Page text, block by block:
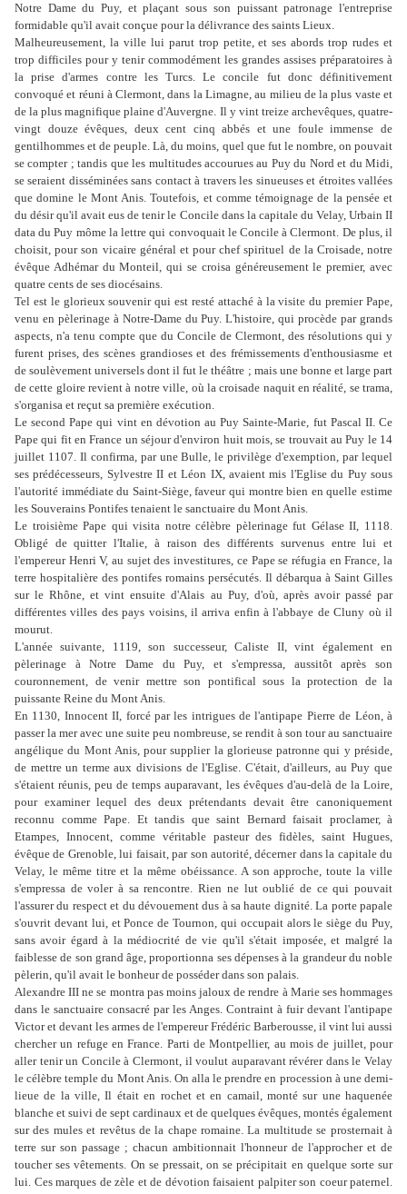
Notre Dame du Puy, et plaçant sous son puissant patronage l'entreprise
formidable qu'il avait conçue pour la délivrance des saints Lieux.
Malheureusement, la ville lui parut trop petite, et ses abords trop rudes et
trop difficiles pour y tenir commodément les grandes assises préparatoires à
la prise d'armes contre les Turcs. Le concile fut donc définitivement
convoqué et réuni à Clermont, dans la Limagne, au milieu de la plus vaste et
de la plus magnifique plaine d'Auvergne. Il y vint treize archevêques, quatre-
vingt douze évêques, deux cent cinq abbés et une foule immense de
gentilhommes et de peuple. Là, du moins, quel que fut le nombre, on pouvait
se compter ; tandis que les multitudes accourues au Puy du Nord et du Midi,
se seraient disséminées sans contact à travers les sinueuses et étroites vallées
que domine le Mont Anis. Toutefois, et comme témoignage de la pensée et
du désir qu'il avait eus de tenir le Concile dans la capitale du Velay, Urbain II
data du Puy môme la lettre qui convoquait le Concile à Clermont. De plus, il
choisit, pour son vicaire général et pour chef spirituel de la Croisade, notre
évêque Adhémar du Monteil, qui se croisa généreusement le premier, avec
quatre cents de ses diocésains.
Tel est le glorieux souvenir qui est resté attaché à la visite du premier Pape,
venu en pèlerinage à Notre-Dame du Puy. L'histoire, qui procède par grands
aspects, n'a tenu compte que du Concile de Clermont, des résolutions qui y
furent prises, des scènes grandioses et des frémissements d'enthousiasme et
de soulèvement universels dont il fut le théâtre ; mais une bonne et large part
de cette gloire revient à notre ville, où la croisade naquit en réalité, se trama,
s'organisa et reçut sa première exécution.
Le second Pape qui vint en dévotion au Puy Sainte-Marie, fut Pascal II. Ce
Pape qui fit en France un séjour d'environ huit mois, se trouvait au Puy le 14
juillet 1107. Il confirma, par une Bulle, le privilège d'exemption, par lequel
ses prédécesseurs, Sylvestre II et Léon IX, avaient mis l'Eglise du Puy sous
l'autorité immédiate du Saint-Siège, faveur qui montre bien en quelle estime
les Souverains Pontifes tenaient le sanctuaire du Mont Anis.
Le troisième Pape qui visita notre célèbre pèlerinage fut Gélase II, 1118.
Obligé de quitter l'Italie, à raison des différents survenus entre lui et
l'empereur Henri V, au sujet des investitures, ce Pape se réfugia en France, la
terre hospitalière des pontifes romains persécutés. Il débarqua à Saint Gilles
sur le Rhône, et vint ensuite d'Alais au Puy, d'où, après avoir passé par
différentes villes des pays voisins, il arriva enfin à l'abbaye de Cluny où il
mourut.
L'année suivante, 1119, son successeur, Caliste II, vint également en
pèlerinage à Notre Dame du Puy, et s'empressa, aussitôt après son
couronnement, de venir mettre son pontifical sous la protection de la
puissante Reine du Mont Anis.
En 1130, Innocent II, forcé par les intrigues de l'antipape Pierre de Léon, à
passer la mer avec une suite peu nombreuse, se rendit à son tour au sanctuaire
angélique du Mont Anis, pour supplier la glorieuse patronne qui y préside,
de mettre un terme aux divisions de l'Eglise. C'était, d'ailleurs, au Puy que
s'étaient réunis, peu de temps auparavant, les évêques d'au-delà de la Loire,
pour examiner lequel des deux prétendants devait être canoniquement
reconnu comme Pape. Et tandis que saint Bernard faisait proclamer, à
Etampes, Innocent, comme véritable pasteur des fidèles, saint Hugues,
évêque de Grenoble, lui faisait, par son autorité, décerner dans la capitale du
Velay, le même titre et la même obéissance. A son approche, toute la ville
s'empressa de voler à sa rencontre. Rien ne lut oublié de ce qui pouvait
l'assurer du respect et du dévouement dus à sa haute dignité. La porte papale
s'ouvrit devant lui, et Ponce de Tournon, qui occupait alors le siège du Puy,
sans avoir égard à la médiocrité de vie qu'il s'était imposée, et malgré la
faiblesse de son grand âge, proportionna ses dépenses à la grandeur du noble
pèlerin, qu'il avait le bonheur de posséder dans son palais.
Alexandre III ne se montra pas moins jaloux de rendre à Marie ses hommages
dans le sanctuaire consacré par les Anges. Contraint à fuir devant l'antipape
Victor et devant les armes de l'empereur Frédéric Barberousse, il vint lui aussi
chercher un refuge en France. Parti de Montpellier, au mois de juillet, pour
aller tenir un Concile à Clermont, il voulut auparavant révérer dans le Velay
le célèbre temple du Mont Anis. On alla le prendre en procession à une demi-
lieue de la ville, Il était en rochet et en camail, monté sur une haquenée
blanche et suivi de sept cardinaux et de quelques évêques, montés également
sur des mules et revêtus de la chape romaine. La multitude se prosternait à
terre sur son passage ; chacun ambitionnait l'honneur de l'approcher et de
toucher ses vêtements. On se pressait, on se précipitait en quelque sorte sur
lui. Ces marques de zèle et de dévotion faisaient palpiter son coeur paternel.